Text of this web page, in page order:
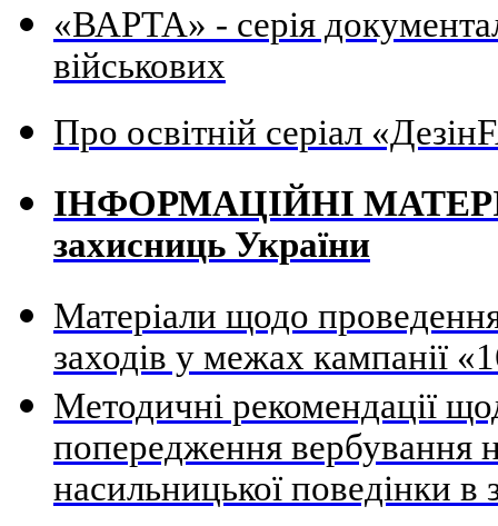
«ВАРТА» - серія
військових
Про освітній серіал
ІНФОРМАЦІЙНІ
захисниць України
Матеріали щодо
заходів у межах кампанії
Методичні рекомендації
попередження вербування
насильницької поведінки в